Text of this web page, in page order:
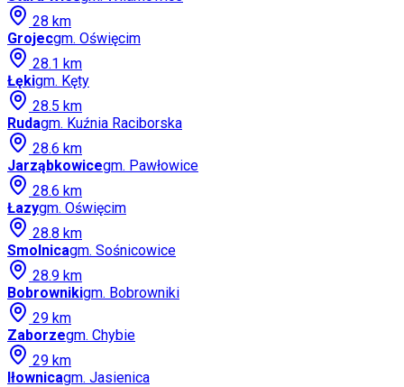
28 km
Grojecgm. Oświęcim
28.1 km
Łękigm. Kęty
28.5 km
Rudagm. Kuźnia Raciborska
28.6 km
Jarząbkowicegm. Pawłowice
28.6 km
Łazygm. Oświęcim
28.8 km
Smolnicagm. Sośnicowice
28.9 km
Bobrownikigm. Bobrowniki
29 km
Zaborzegm. Chybie
29 km
Iłownicagm. Jasienica